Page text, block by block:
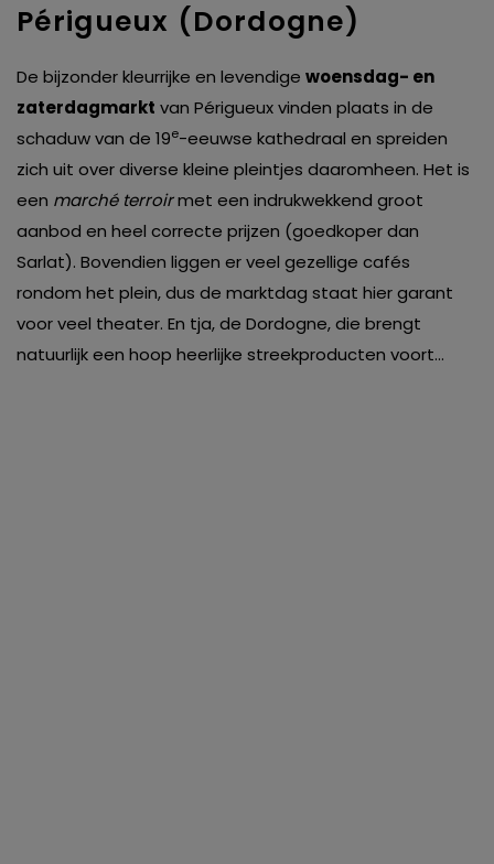
Périgueux (Dordogne)
De bijzonder kleurrijke en levendige woensdag- en
zaterdagmarkt van Périgueux vinden plaats in de
schaduw van de 19e-eeuwse kathedraal en spreiden
zich uit over diverse kleine pleintjes daaromheen. Het is
een marché terroirmet een indrukwekkend groot
aanbod en heel correcte prijzen (goedkoper dan
Sarlat). Bovendien liggen er veel gezellige cafés
rondom het plein, dus de marktdag staat hier garant
voor veel theater. En tja, de Dordogne, die brengt
natuurlijk een hoop heerlijke streekproducten voort…